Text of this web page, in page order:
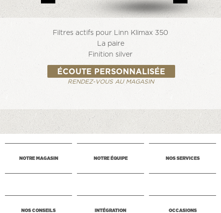
Filtres actifs pour Linn Klimax 350
La paire
Finition silver
ÉCOUTE PERSONNALISÉE
RENDEZ-VOUS AU MAGASIN
NOTRE MAGASIN NOTRE ÉQUIPE NOS SERVICES
NOS CONSEILS INTÉGRATION OCCASIONS